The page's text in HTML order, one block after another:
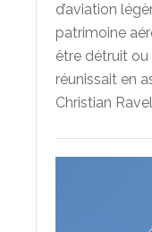
d’aviation
patrimoine
être détruit ou
réunissait en
Christian